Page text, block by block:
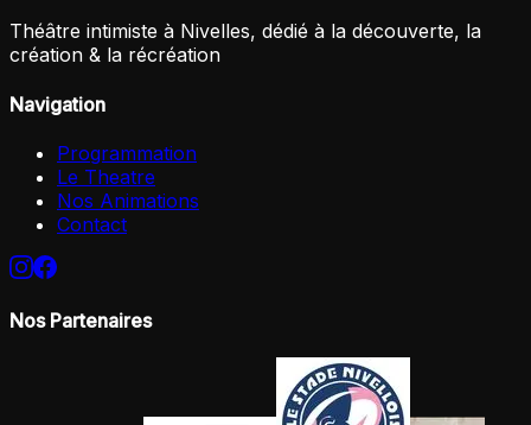
Théâtre intimiste à Nivelles, dédié à la découverte, la
création & la récréation
Navigation
Programmation
Le Theatre
Nos Animations
Contact
Nos Partenaires